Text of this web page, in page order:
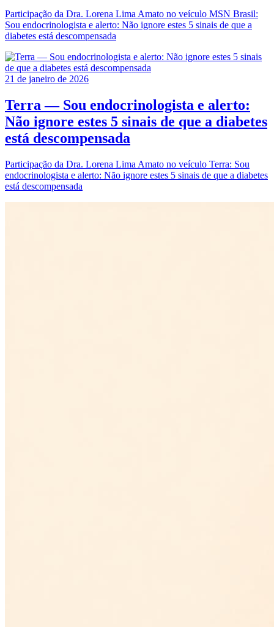
Participação da Dra. Lorena Lima Amato no veículo MSN Brasil:
Sou endocrinologista e alerto: Não ignore estes 5 sinais de que a
diabetes está descompensada
21 de janeiro de 2026
Terra — Sou endocrinologista e alerto:
Não ignore estes 5 sinais de que a diabetes
está descompensada
Participação da Dra. Lorena Lima Amato no veículo Terra: Sou
endocrinologista e alerto: Não ignore estes 5 sinais de que a diabetes
está descompensada